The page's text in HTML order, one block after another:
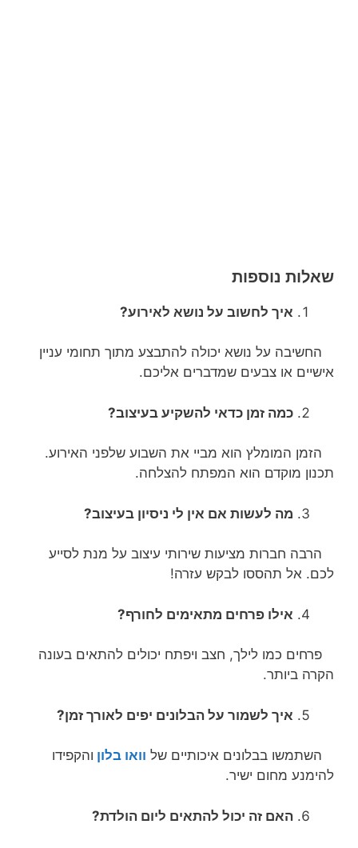
שאלות נוספות
איך לחשוב על נושא לאירוע?
החשיבה על נושא יכולה להתבצע מתוך תחומי עניין
אישיים או צבעים שמדברים אליכם.
כמה זמן כדאי להשקיע בעיצוב?
הזמן המומלץ הוא מביי את השבוע שלפני האירוע.
תכנון מוקדם הוא המפתח להצלחה.
מה לעשות אם אין לי ניסיון בעיצוב?
הרבה חברות מציעות שירותי עיצוב על מנת לסייע
לכם. אל תהססו לבקש עזרה!
אילו פרחים מתאימים לחורף?
פרחים כמו לילך, חצב ויפתח יכולים להתאים בעונה
הקרה ביותר.
איך לשמור על הבלונים יפים לאורך זמן?
השתמשו בבלונים איכותיים של וואו בלון והקפידו
להימנע מחום ישיר.
האם זה יכול להתאים ליום הולדת?